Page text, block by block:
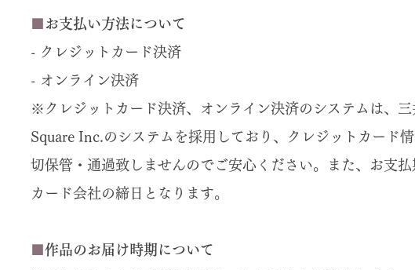
■ お支払い方法について
- クレジットカード決済
- オンライン決済
※クレジットカード決済、オンライン決済のシステムは、
Square Inc.のシステムを採用しており、クレジットカード
切保管・通過致しませんのでご安心ください。また、お支払
カード会社の締日となります。
■作品のお届け時期について